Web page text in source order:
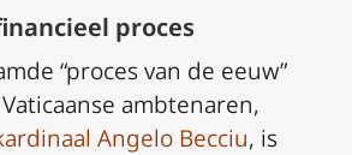
proces
“proces van de eeuw”
ambtenaren,
Angelo Becciu, is